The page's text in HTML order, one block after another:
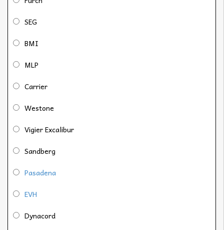
SEG
BMI
MLP
Carrier
Westone
Vigier Excalibur
Sandberg
Pasadena
EVH
Dynacord